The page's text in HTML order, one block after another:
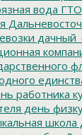
вода ГТО
работника
день
школа